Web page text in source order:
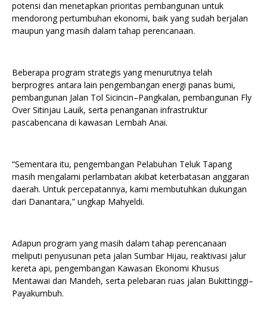
potensi dan menetapkan prioritas pembangunan untuk
mendorong pertumbuhan ekonomi, baik yang sudah berjalan
maupun yang masih dalam tahap perencanaan.
Beberapa program strategis yang menurutnya telah
berprogres antara lain pengembangan energi panas bumi,
pembangunan Jalan Tol Sicincin–Pangkalan, pembangunan Fly
Over Sitinjau Lauik, serta penanganan infrastruktur
pascabencana di kawasan Lembah Anai.
“Sementara itu, pengembangan Pelabuhan Teluk Tapang
masih mengalami perlambatan akibat keterbatasan anggaran
daerah. Untuk percepatannya, kami membutuhkan dukungan
dari Danantara,” ungkap Mahyeldi.
Adapun program yang masih dalam tahap perencanaan
meliputi penyusunan peta jalan Sumbar Hijau, reaktivasi jalur
kereta api, pengembangan Kawasan Ekonomi Khusus
Mentawai dan Mandeh, serta pelebaran ruas jalan Bukittinggi–
Payakumbuh.